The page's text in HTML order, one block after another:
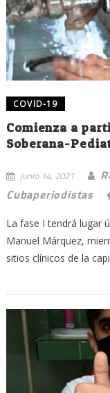
COVID-19
Comienza a
Soberana-
junio 14, 2021
Cubaperiodistas
La fase I tendrá lugar
Manuel Márquez,
sitios clínicos de la